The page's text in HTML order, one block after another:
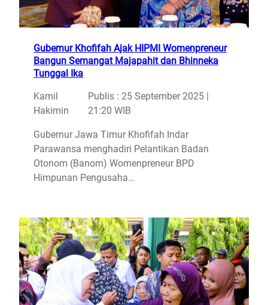
Gubernur Khofifah Ajak HIPMI Womenpreneur
Bangun Semangat Majapahit dan Bhinneka
Tunggal Ika
Kamil
Hakimin
Publis : 25 September 2025 |
21:20 WIB
Gubernur Jawa Timur Khofifah Indar
Parawansa menghadiri Pelantikan Badan
Otonom (Banom) Womenpreneur BPD
Himpunan Pengusaha…